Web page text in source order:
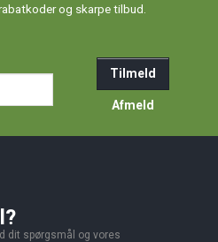
og skarpe tilbud.
Tilmeld
Afmeld
dit spørgsmål og vores